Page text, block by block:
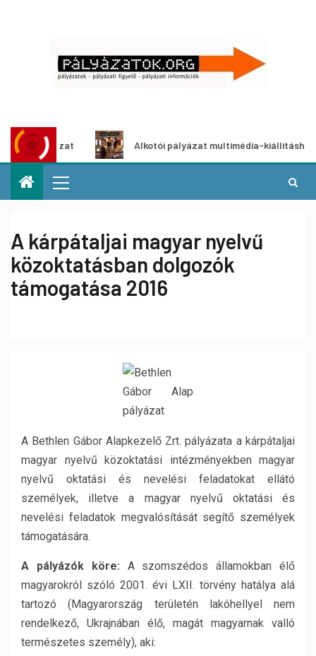
Alkotói pályázat multimédia-kiállításhoz
A kárpátaljai magyar nyelvű
közoktatásban dolgozók
támogatása 2016
A Bethlen Gábor Alapkezelő Zrt. pályázata a kárpátaljai
magyar nyelvű közoktatási intézményekben magyar
nyelvű oktatási és nevelési feladatokat ellátó
személyek, illetve a magyar nyelvű oktatási és
nevelési feladatok megvalósítását segítő személyek
támogatására.
A pályázók köre: A szomszédos államokban élő
magyarokról szóló 2001. évi LXII. törvény hatálya alá
tartozó (Magyarország területén lakóhellyel nem
rendelkező, Ukrajnában élő, magát magyarnak valló
természetes személy), aki: